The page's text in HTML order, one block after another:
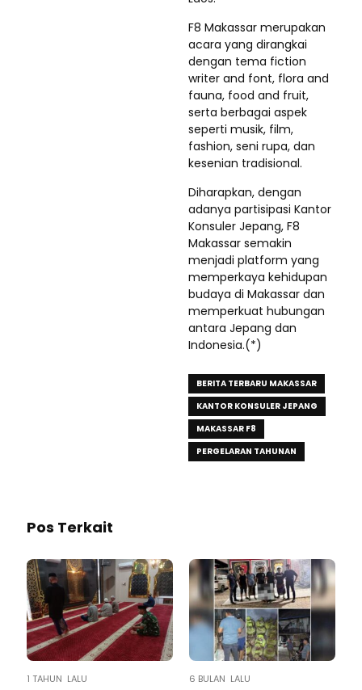
F8 Makassar merupakan
acara yang dirangkai
dengan tema fiction
writer and font, flora and
fauna, food and fruit,
serta berbagai aspek
seperti musik, film,
fashion, seni rupa, dan
kesenian tradisional.
Diharapkan, dengan
adanya partisipasi Kantor
Konsuler Jepang, F8
Makassar semakin
menjadi platform yang
memperkaya kehidupan
budaya di Makassar dan
memperkuat hubungan
antara Jepang dan
Indonesia.(*)
BERITA TERBARU MAKASSAR
KANTOR KONSULER JEPANG
MAKASSAR F8
PERGELARAN TAHUNAN
Pos Terkait
1 TAHUN LALU 6 BULAN LALU